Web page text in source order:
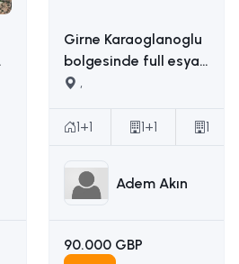
Girne Karaoglanoglu
bolgesinde full esyali
satilik 1+1 daire
05338314949
,
1+1 1+1 1
Adem Akın
90.000 GBP